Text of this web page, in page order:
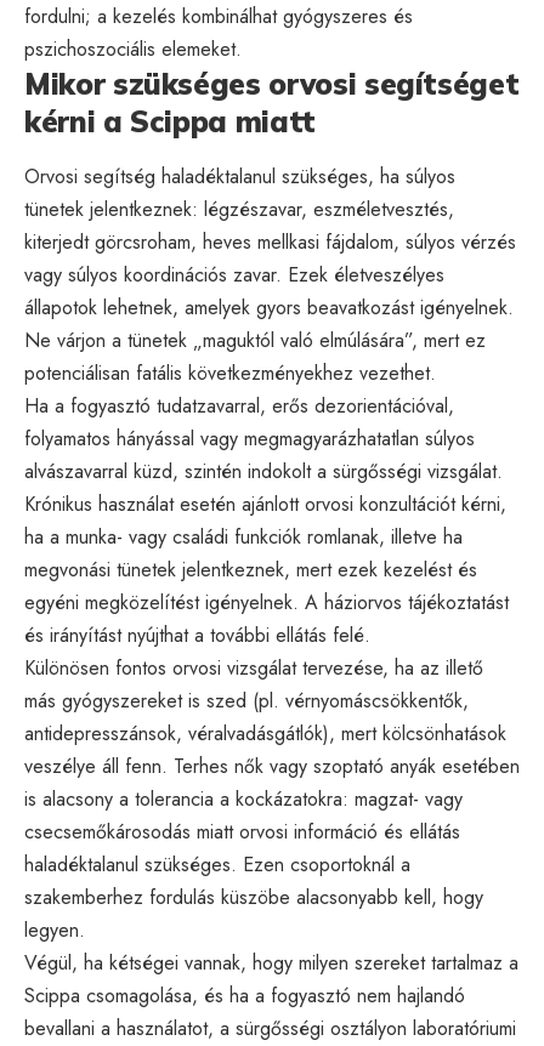
fordulni; a kezelés kombinálhat gyógyszeres és
pszichoszociális elemeket.
Mikor szükséges orvosi segítséget
kérni a Scippa miatt
Orvosi segítség haladéktalanul szükséges, ha súlyos
tünetek jelentkeznek: légzészavar, eszméletvesztés,
kiterjedt görcsroham, heves mellkasi fájdalom, súlyos vérzés
vagy súlyos koordinációs zavar. Ezek életveszélyes
állapotok lehetnek, amelyek gyors beavatkozást igényelnek.
Ne várjon a tünetek „maguktól való elmúlására”, mert ez
potenciálisan fatális következményekhez vezethet.
Ha a fogyasztó tudatzavarral, erős dezorientációval,
folyamatos hányással vagy megmagyarázhatatlan súlyos
alvászavarral küzd, szintén indokolt a sürgősségi vizsgálat.
Krónikus használat esetén ajánlott orvosi konzultációt kérni,
ha a munka- vagy családi funkciók romlanak, illetve ha
megvonási tünetek jelentkeznek, mert ezek kezelést és
egyéni megközelítést igényelnek. A háziorvos tájékoztatást
és irányítást nyújthat a további ellátás felé.
Különösen fontos orvosi vizsgálat tervezése, ha az illető
más gyógyszereket is szed (pl. vérnyomáscsökkentők,
antidepresszánsok, véralvadásgátlók), mert kölcsönhatások
veszélye áll fenn. Terhes nők vagy szoptató anyák esetében
is alacsony a tolerancia a kockázatokra: magzat- vagy
csecsemőkárosodás miatt orvosi információ és ellátás
haladéktalanul szükséges. Ezen csoportoknál a
szakemberhez fordulás küszöbe alacsonyabb kell, hogy
legyen.
Végül, ha kétségei vannak, hogy milyen szereket tartalmaz a
Scippa csomagolása, és ha a fogyasztó nem hajlandó
bevallani a használatot, a sürgősségi osztályon laboratóriumi